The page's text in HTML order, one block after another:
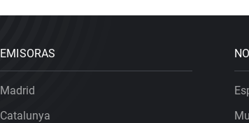
EMISORAS
Madrid
Catalunya